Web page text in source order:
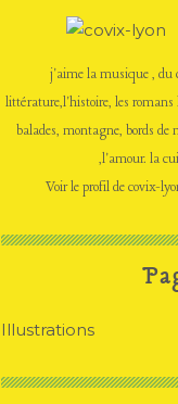
Illustrations
j'aime la musique , du
littérature,l'histoire, les romans
balades, montagne, bords
,l'amour. la
Voir le profil decovix-